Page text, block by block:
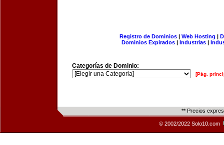
Registro de Dominios| Web Hosting |
Dominios Expirados | Industrias |
Categorías de Dominio:
[Pág.
** Precios
© 2002/2022 Solo10.com